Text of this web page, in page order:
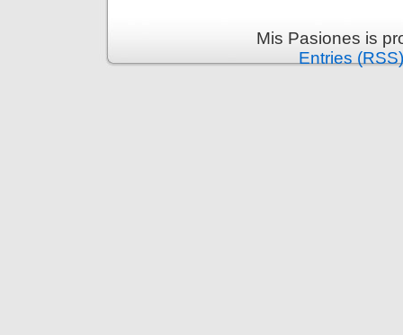
Mis Pasiones is
Entries (RSS)